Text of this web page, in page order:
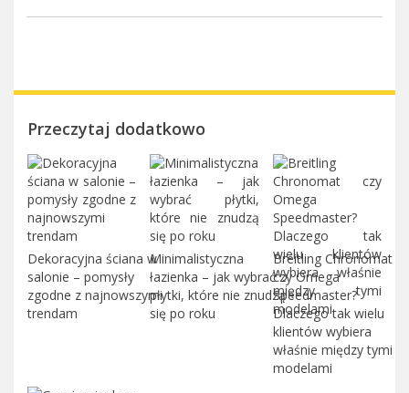
Przeczytaj dodatkowo
Dekoracyjna ściana w
salonie – pomysły
zgodne z najnowszymi
trendam
Minimalistyczna
łazienka – jak wybrać
płytki, które nie znudzą
się po roku
Breitling Chronomat
czy Omega
Speedmaster?
Dlaczego tak wielu
klientów wybiera
właśnie między tymi
modelami